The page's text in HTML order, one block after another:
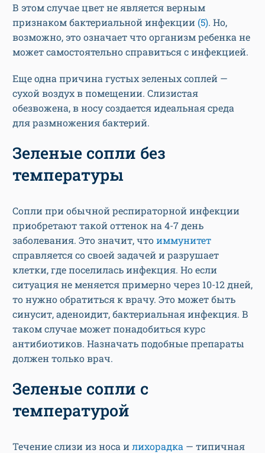
В этом случае цвет не является верным
признаком бактериальной инфекции (5). Но,
возможно, это означает что организм ребенка не
может самостоятельно справиться с инфекцией.
Еще одна причина густых зеленых соплей —
сухой воздух в помещении. Слизистая
обезвожена, в носу создается идеальная среда
для размножения бактерий.
Зеленые сопли без
температуры
Сопли при обычной респираторной инфекции
приобретают такой оттенок на 4-7 день
заболевания. Это значит, чтоиммунитет
справляется со своей задачей и разрушает
клетки, где поселилась инфекция. Но если
ситуация не меняется примерно через 10-12 дней,
то нужно обратиться к врачу. Это может быть
синусит, аденоидит, бактериальная инфекция. В
таком случае может понадобиться курс
антибиотиков. Назначать подобные препараты
должен только врач.
Зеленые сопли с
температурой
Течение слизи из носа и лихорадка — типичная